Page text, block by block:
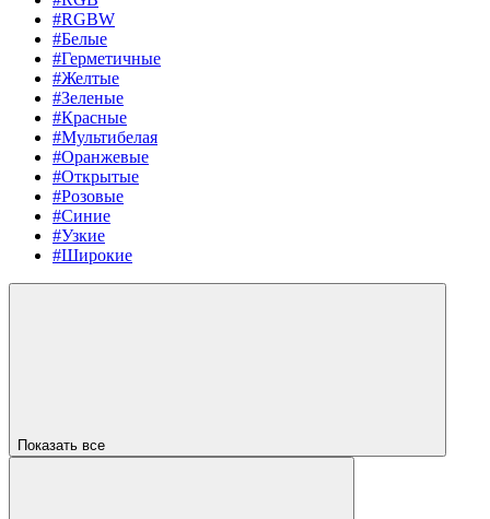
#RGBW
#Белые
#Герметичные
#Желтые
#Зеленые
#Красные
#Мультибелая
#Оранжевые
#Открытые
#Розовые
#Синие
#Узкие
#Широкие
Показать все